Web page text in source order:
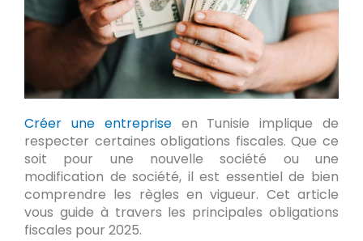
Créer une entrepriseen Tunisie implique de
respecter certaines obligations fiscales. Que ce
soit pour une nouvelle société ou une
modification de société, il est essentiel de bien
comprendre les règles en vigueur. Cet article
vous guide à travers les principales obligations
fiscales pour 2025.